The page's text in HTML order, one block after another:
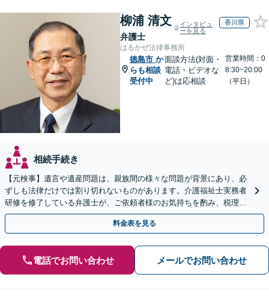
柳浦 清文
弁護士
インタビュ
ーを見る
香川県
はるかぜ法律事務所
徳島市 か
らも相談
受付中
面談方法(対面・
電話・ビデオな
ど)は応相談
営業時間：0
8:30~20:00
（平日）
相続手続き
【元検事】遺言や遺産問題は、親族間の様々な問題が背景にあり、必
ずしも法律だけでは割り切れないものがあります。介護福祉士実務者
研修を修了している弁護士が、ご依頼者様のお気持ちを酌み、税理士
など他士業とも密接に連携しながら丁寧に対応いたします。
料金表を見る
電話でお問い合わせ メールでお問い合わせ